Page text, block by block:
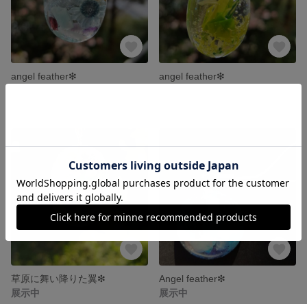
angel feather❇
angel feather❇
草原に舞い降りた翼❇
展示中
Angel feather❇
展示中